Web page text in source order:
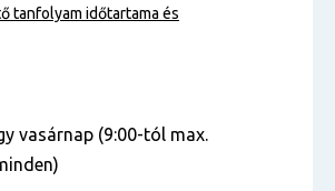
tanfolyam időtartama és
vasárnap (9:00-tól max.